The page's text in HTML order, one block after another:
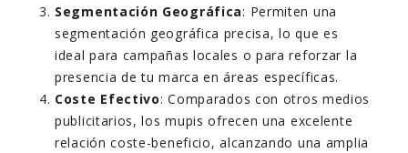
Segmentación Geográfica: Permiten una
segmentación geográfica precisa, lo que es
ideal para campañas locales o para reforzar la
presencia de tu marca en áreas específicas.
Coste Efectivo: Comparados con otros medios
publicitarios, los mupis ofrecen una excelente
relación coste-beneficio, alcanzando una amplia